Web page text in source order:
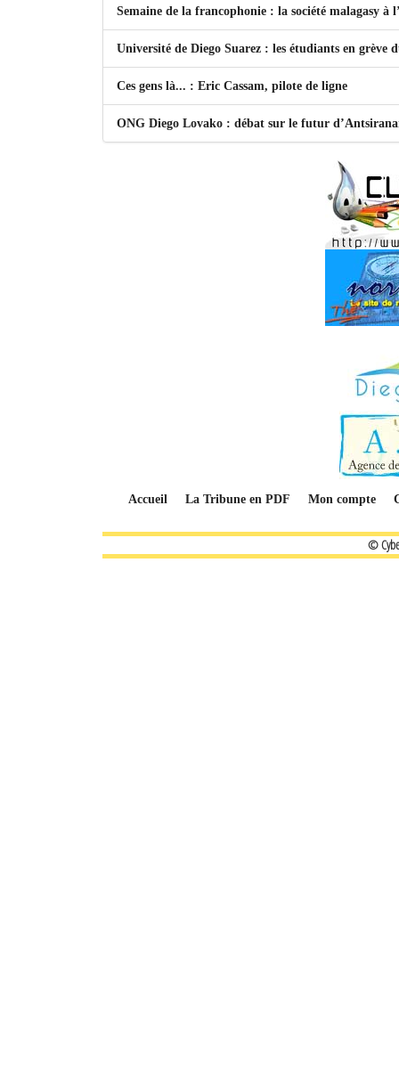
Semaine de la francophonie : la société malagasy à
Université de Diego Suarez : les étudiants en grève
Ces gens là... : Eric Cassam, pilote de ligne
ONG Diego Lovako : débat sur le futur
Accueil La Tribune en PDF Mon compte
©